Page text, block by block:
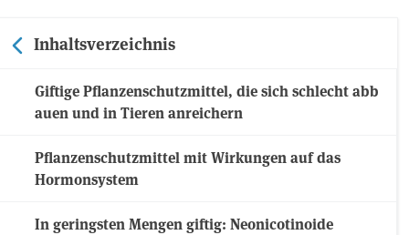
Inhaltsverzeichnis
Giftige Pflanzenschutzmittel, die sich schlecht abb
auen und in Tieren anreichern
Pflanzenschutzmittel mit Wirkungen auf das
Hormonsystem
In geringsten Mengen giftig: Neonicotinoide